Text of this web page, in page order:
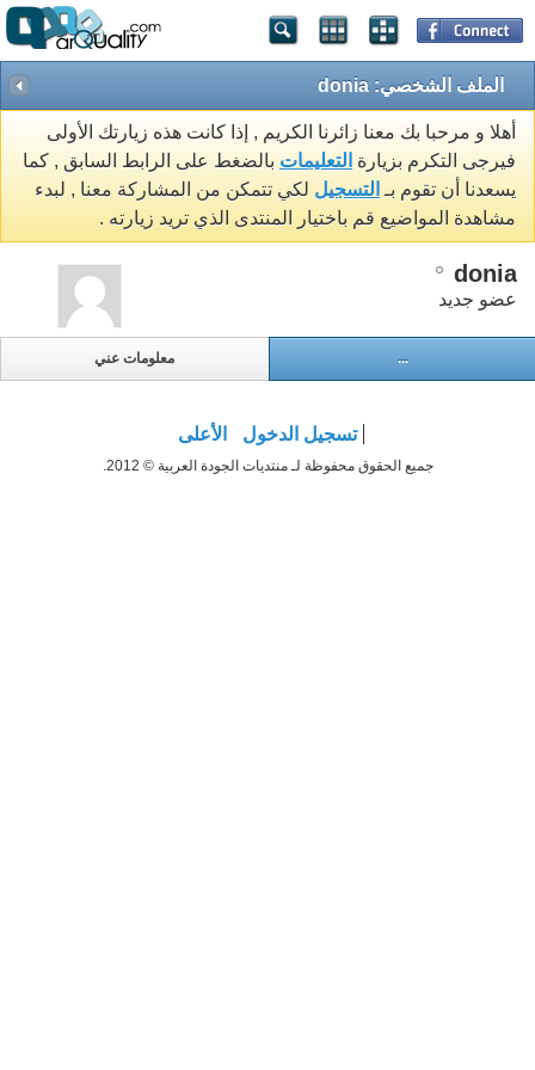
الملف الشخصي: donia
أهلا و مرحبا بك معنا زائرنا الكريم , إذا كانت هذه زيارتك الأولى
فيرجى التكرم بزيارة التعليمات بالضغط على الرابط السابق , كما
يسعدنا أن تقوم بـ التسجيل لكي تتمكن من المشاركة معنا , لبدء
مشاهدة المواضيع قم باختيار المنتدى الذي تريد زيارته .
donia
عضو جديد
معلومات عني ...
تسجيل الدخول الأعلى
جميع الحقوق محفوظة لـ منتديات الجودة العربية © 2012.